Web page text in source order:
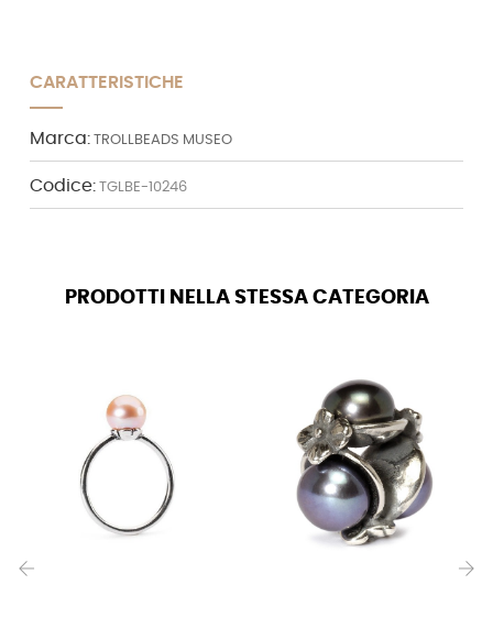
CARATTERISTICHE
Marca: TROLLBEADS MUSEO
Codice: TGLBE-10246
PRODOTTI NELLA STESSA CATEGORIA